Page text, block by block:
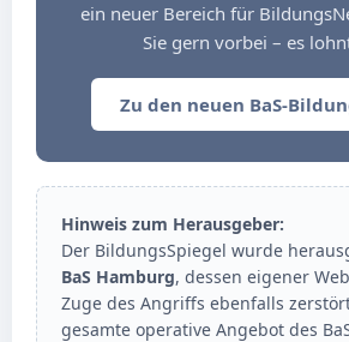
ein neuer Bereich für
Sie gern vorbei – es
Zu den neuen BaS-
Hinweis zum Herausgeber:
Der BildungsSpiegel wurde
BaS Hamburg, dessen eigener
Zuge des Angriffs ebenfalls
gesamte operative Angebot des